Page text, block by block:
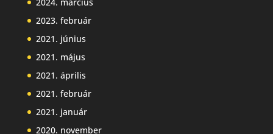
2023. február
2021. június
2021. május
2021. április
2021. február
2021. január
2020. november